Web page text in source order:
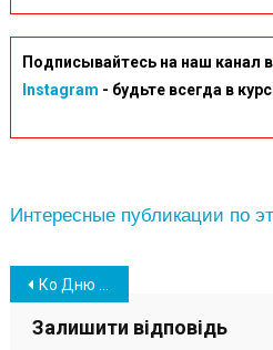
Подписывайтесь на наш канал в
Instagram - будьте всегда в
Интересные публикации по
Навігація
записів
Ко Дню Соборности Украины в Южном состоялось праздничное мероприятие (фото)
Залишити відповідь